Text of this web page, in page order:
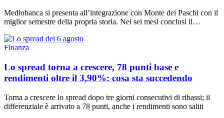
Mediobanca si presenta all’integrazione con Monte dei Paschi con il
miglior semestre della propria storia. Nei sei mesi conclusi il…
Finanza
Lo spread torna a crescere, 78 punti base e
rendimenti oltre il 3,90%: cosa sta succedendo
Torna a crescere lo spread dopo tre giorni consecutivi di ribassi; il
differenziale è arrivato a 78 punti, anche i rendimenti sono saliti